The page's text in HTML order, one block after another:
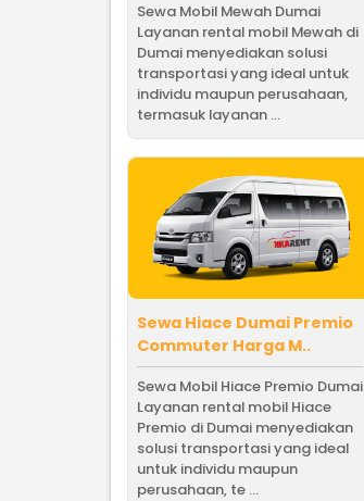
Sewa Mobil Mewah Dumai
Layanan rental mobil Mewah di
Dumai menyediakan solusi
transportasi yang ideal untuk
individu maupun perusahaan,
termasuk layanan ...
Sewa Hiace Dumai Premio
Commuter Harga M..
Sewa Mobil Hiace Premio Dumai
Layanan rental mobil Hiace
Premio di Dumai menyediakan
solusi transportasi yang ideal
untuk individu maupun
perusahaan, te ...